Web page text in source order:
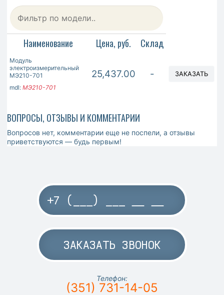
Наименование Цена, руб. Склад
Модуль
электроизмерительный
МЭ210-701
mdl: МЭ210-701
25,437.00 - ЗАКАЗАТЬ
ВОПРОСЫ, ОТЗЫВЫ И КОММЕНТАРИИ
Вопросов нет, комментарии еще не поспели, а отзывы
приветствуются — будь первым!
ЗАКАЗАТЬ ЗВОНОК
Телефон:
(351) 731-14-05